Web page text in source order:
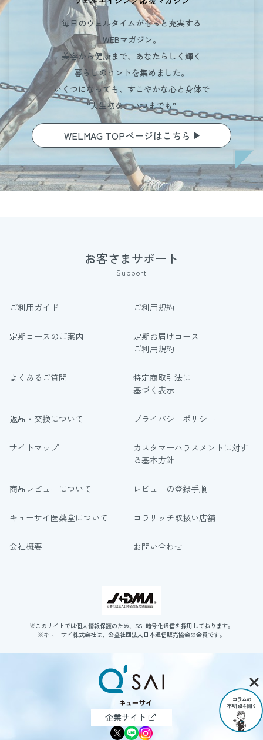
毎日のウェルタイムがもっと充実する
WEBマガジン。
美容から健康まで、あなたらしく輝く
暮らしのヒントを集めました。
いくつになっても、すこやかな心と身体で
“人生初を、いつまでも”
WELMAG TOPページはこちら
お客さまサポート
Support
ご利用ガイド ご利用規約
定期コースのご案内
定期お届けコース
ご利用規約
よくあるご質問
特定商取引法に
基づく表示
返品・交換について プライバシーポリシー
サイトマップ
カスタマーハラスメントに対す
る基本方針
商品レビューについて レビューの登録手順
キューサイ医薬堂について コラリッチ取扱い店舗
会社概要 お問い合わせ
※このサイトでは個人情報保護のため、SSL暗号化通信を採用しております。
※キューサイ株式会社は、公益社団法人日本通信販売協会の会員です。
企業サイト